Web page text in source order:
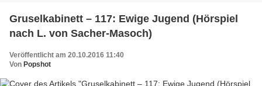
Gruselkabinett – 117: Ewige Jugend (Hörspiel
nach L. von Sacher-Masoch)
Veröffentlicht am 20.10.2016 11:40
Von Popshot